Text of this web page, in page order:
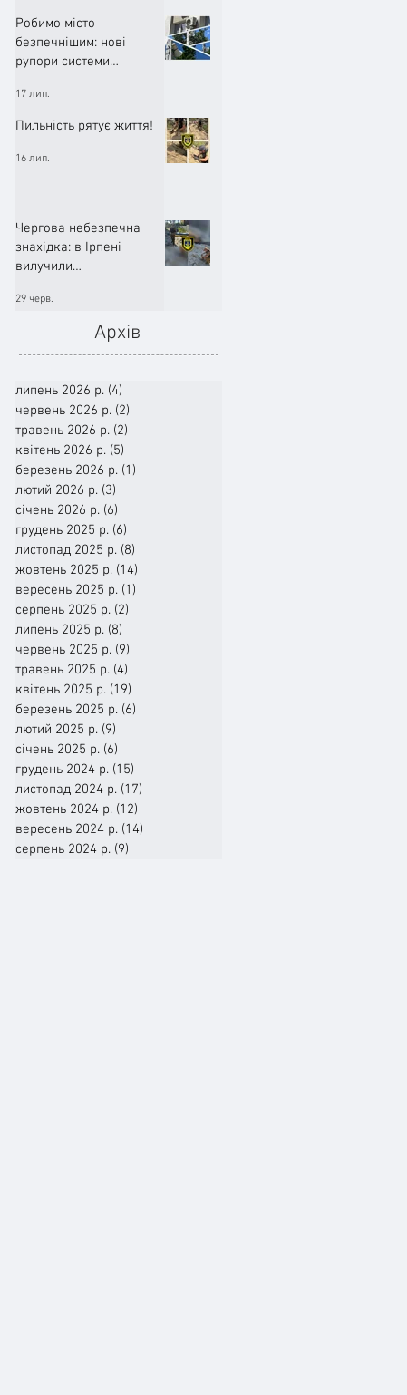
Робимо місто
безпечнішим: нові
рупори системи
працюють!
17 лип.
Пильність рятує життя!
16 лип.
Чергова небезпечна
знахідка: в Ірпені
вилучили
29 черв.
Архів
липень 2026 р. (4)
червень 2026 р. (2)
травень 2026 р. (2)
квітень 2026 р. (5)
березень 2026 р. (1)
лютий 2026 р. (3)
січень 2026 р. (6)
грудень 2025 р. (6)
листопад 2025 р. (8)
жовтень 2025 р. (14)
вересень 2025 р. (1)
серпень 2025 р. (2)
липень 2025 р. (8)
червень 2025 р. (9)
травень 2025 р. (4)
квітень 2025 р. (19)
березень 2025 р. (6)
лютий 2025 р. (9)
січень 2025 р. (6)
грудень 2024 р. (15)
листопад 2024 р. (17)
жовтень 2024 р. (12)
вересень 2024 р. (14)
серпень 2024 р. (9)